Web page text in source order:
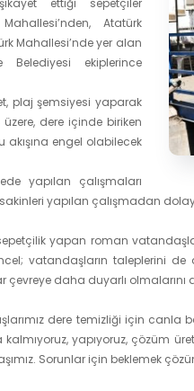
ettiği sepetçiler
Atatürk
Mahallesi’nde yer alan
ekiplerince
plaj şemsiyesi yaparak
dere içinde biriken
akışına engel olabilecek
yapılan çalışmaları
yapılan çalışmadan
sepetçilik yapan roman
vatandaşların taleplerini
daha duyarlı olmalarını
dere temizliği için
yapıyoruz, çözüm
Sorunlar için beklemek